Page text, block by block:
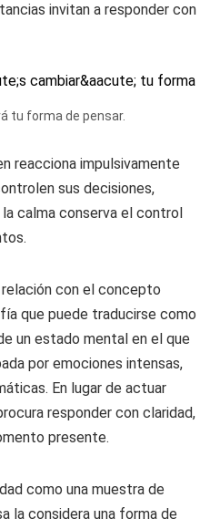
invitan a responder con
tu forma de pensar.
reacciona impulsivamente
sus decisiones,
calma conserva el control
con el concepto
que puede traducirse como
un estado mental en el que
por emociones intensas,
En lugar de actuar
responder con claridad,
presente.
como una muestra de
la considera una forma de